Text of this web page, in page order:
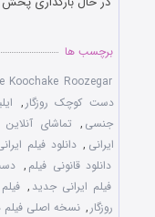
برچسب ها
Koochake Roozegar
دست کوچک روزگار ,
جنسی , تماشای
ایرانی , دانلود فیلم
دانلود قانونی فیلم ,
فیلم ایرانی جدید ,
روزگار , نسخه اصلی